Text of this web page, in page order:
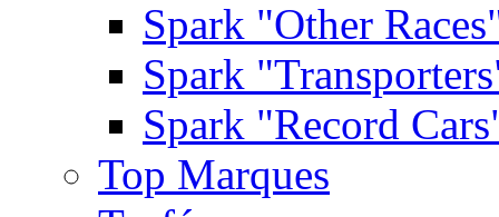
Spark "Other
Spark
Spark "Record
Top Marques